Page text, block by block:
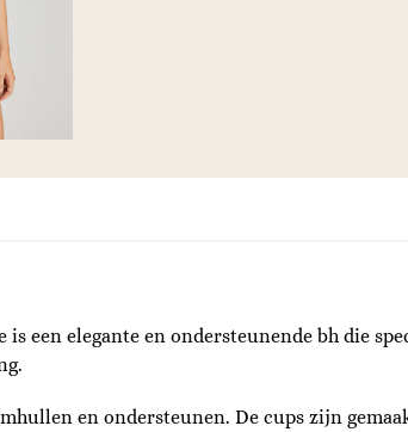
is een elegante en ondersteunende bh die
en ondersteunen. De cups zijn